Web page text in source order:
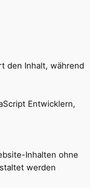
den Inhalt, während
Entwicklern,
Inhalten ohne
werden